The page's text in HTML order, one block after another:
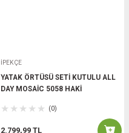
İPEKÇE
YATAK ÖRTÜSÜ SETİ KUTULU ALL
DAY MOSAİC 5058 HAKİ
(0)
2.799,99 TL